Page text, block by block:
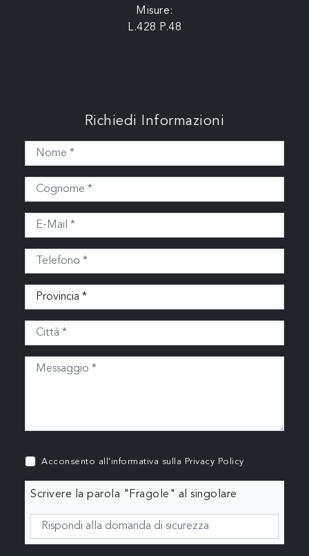
Misure:
L.428 P.48
Richiedi Informazioni
Acconsento all'informativa sulla Privacy Policy
Scrivere la parola "Fragole" al singolare